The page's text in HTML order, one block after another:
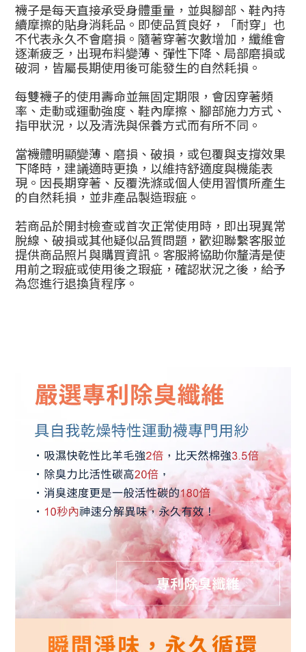
襪子是每天直接承受身體重量，並與腳部、鞋內持
續摩擦的貼身消耗品。即使品質良好，「耐穿」也
不代表永久不會磨損。隨著穿著次數增加，纖維會
逐漸疲乏，出現布料變薄、彈性下降、局部磨損或
破洞，皆屬長期使用後可能發生的自然耗損。
每雙襪子的使用壽命並無固定期限，會因穿著頻
率、走動或運動強度、鞋內摩擦、腳部施力方式、
指甲狀況，以及清洗與保養方式而有所不同。
當襪體明顯變薄、磨損、破損，或包覆與支撐效果
下降時，建議適時更換，以維持舒適度與機能表
現。因長期穿著、反覆洗滌或個人使用習慣所產生
的自然耗損，並非產品製造瑕疵。
若商品於開封檢查或首次正常使用時，即出現異常
脫線、破損或其他疑似品質問題，歡迎聯繫客服並
提供商品照片與購買資訊。客服將協助你釐清是使
用前之瑕疵或使用後之瑕疵，確認狀況之後，給予
為您進行退換貨程序。